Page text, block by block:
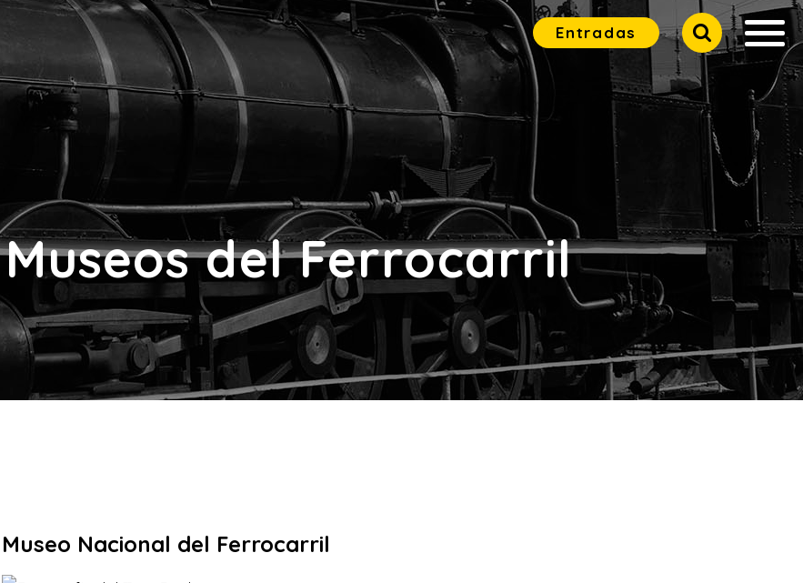
Entradas
del Ferrocarril
Museo Nacional del Ferrocarril